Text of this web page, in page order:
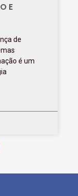
E
de
é um